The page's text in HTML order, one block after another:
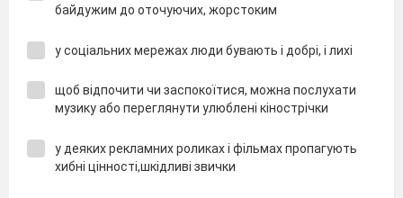
байдужим до оточуючих, жорстоким
у соціальних мережах люди бувають і добрі, і лихі
щоб відпочити чи заспокоїтися, можна послухати
музику або переглянути улюблені кінострічки
у деяких рекламних роликах і фільмах пропагують
хибні цінності,шкідливі звички